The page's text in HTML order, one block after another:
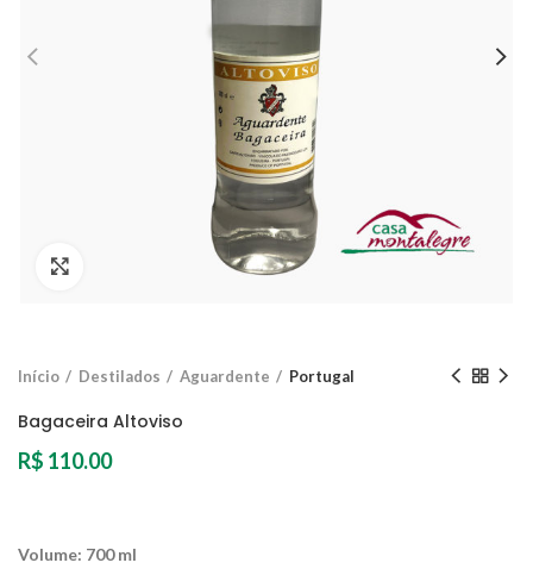
Clique para ampliar
Início Destilados Aguardente Portugal
Bagaceira Altoviso
R$ 110.00
Volume: 700 ml